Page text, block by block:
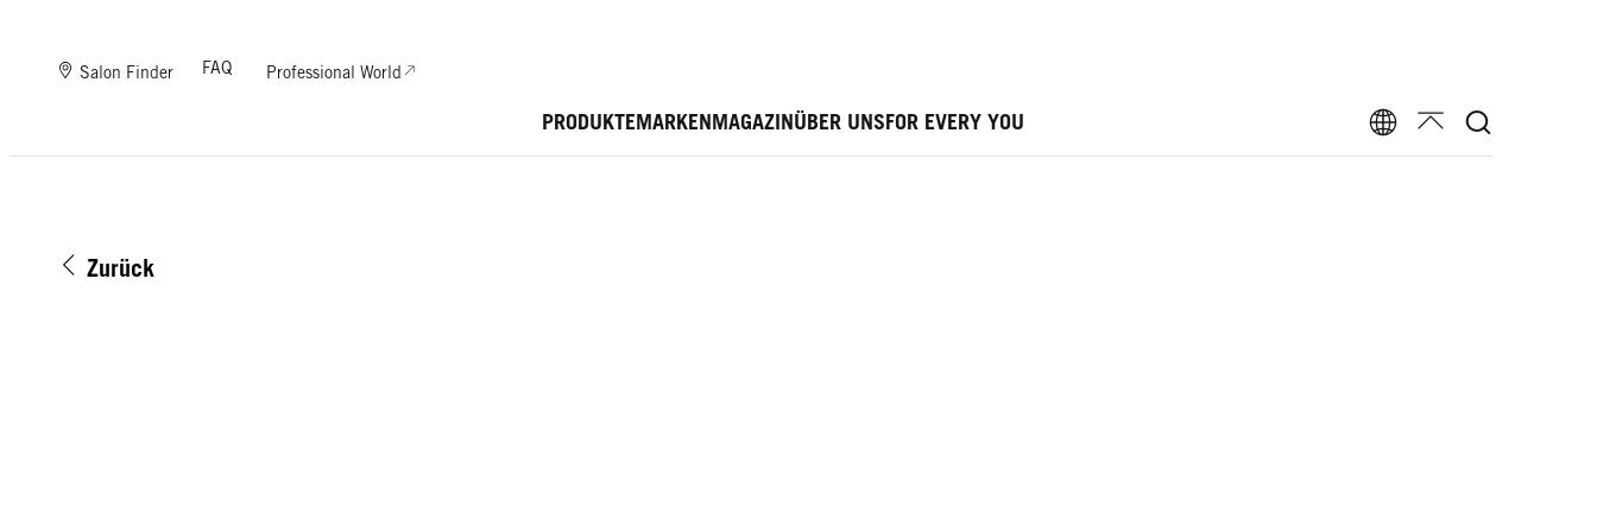
PRODUKTEMARKENMAGAZINÜBER UNSFOR EVERY YOU
Salon Finder FAQ Professional World
Zurück